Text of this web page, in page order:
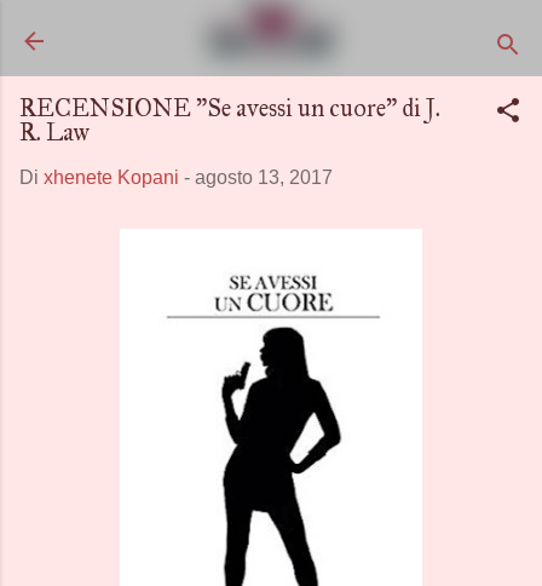
RECENSIONE "Se avessi un cuore" di J.
R. Law
Di xhenete Kopani - agosto 13, 2017